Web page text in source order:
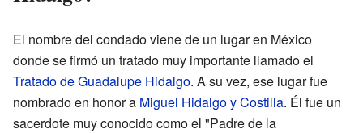
El nombre del condado viene de un lugar en México
donde se firmó un tratado muy importante llamado el
Tratado de Guadalupe Hidalgo. A su vez, ese lugar fue
nombrado en honor a Miguel Hidalgo y Costilla. Él fue un
sacerdote muy conocido como el "Padre de la